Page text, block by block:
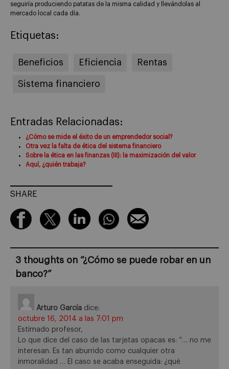
seguiría produciendo patatas de la misma calidad y llevándolas al
mercado local cada día.
Etiquetas:
Beneficios Eficiencia Rentas
Sistema financiero
Entradas Relacionadas:
¿Cómo se mide el éxito de un emprendedor social?
Otra vez la falta de ética del sistema financiero
Sobre la ética en las finanzas (III): la maximización del valor
Aquí, ¿quién trabaja?
SHARE
3 thoughts on “¿Cómo se puede robar en un
banco?”
Arturo García dice:
octubre 16, 2014 a las 7:01 pm
Estimado profesor,
Lo que dice del caso de las tarjetas opacas es: “… no me
interesan. Es tan aburrido como cualquier otra
inmoralidad … El caso se acaba enseguida: ¿qué